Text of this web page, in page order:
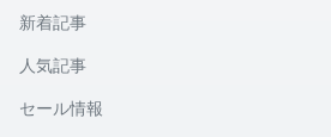
新着記事
人気記事
セール情報